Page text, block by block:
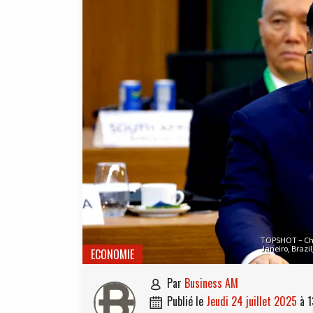
TOPSHOT –
Janeiro, Brazil,
ECONOMIE
 par Business AM
 publié le jeudi 24 juillet 2025 à